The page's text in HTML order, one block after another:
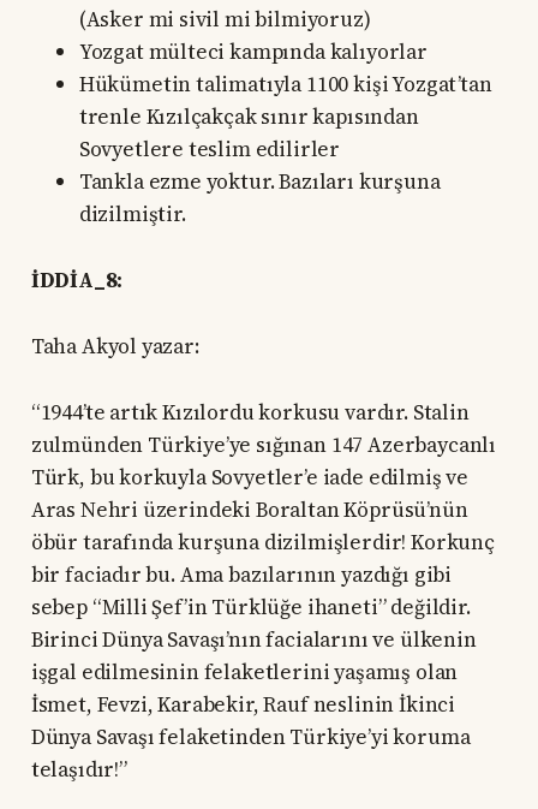
(Asker mi sivil mi bilmiyoruz)
Yozgat mülteci kampında kalıyorlar
Hükümetin talimatıyla 1100 kişi Yozgat’tan
trenle Kızılçakçak sınır kapısından
Sovyetlere teslim edilirler
Tankla ezme yoktur. Bazıları kurşuna
dizilmiştir.
İDDİA_8:
Taha Akyol yazar:
“1944’te artık Kızılordu korkusu vardır. Stalin
zulmünden Türkiye’ye sığınan 147 Azerbaycanlı
Türk, bu korkuyla Sovyetler’e iade edilmiş ve
Aras Nehri üzerindeki Boraltan Köprüsü’nün
öbür tarafında kurşuna dizilmişlerdir! Korkunç
bir faciadır bu. Ama bazılarının yazdığı gibi
sebep “Milli Şef’in Türklüğe ihaneti” değildir.
Birinci Dünya Savaşı’nın facialarını ve ülkenin
işgal edilmesinin felaketlerini yaşamış olan
İsmet, Fevzi, Karabekir, Rauf neslinin İkinci
Dünya Savaşı felaketinden Türkiye’yi koruma
telaşıdır!”